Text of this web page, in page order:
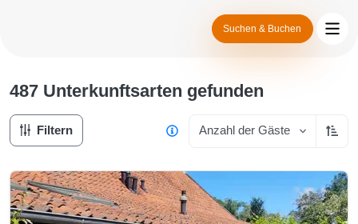
Suchen & Buchen
487 Unterkunftsarten gefunden
Filtern Anzahl der Gäste